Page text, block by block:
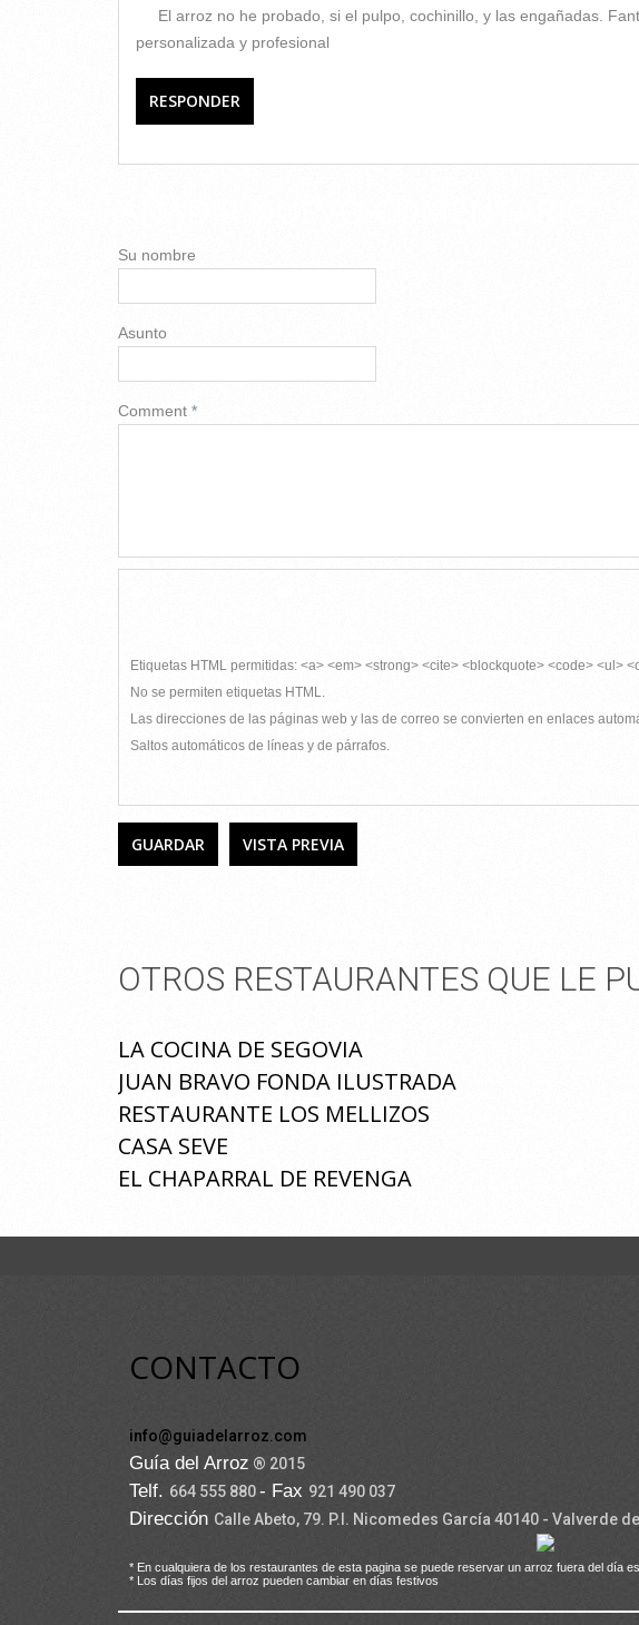
El arroz no he probado, si el pulpo, cochinillo, y las engañadas.
personalizada y profesional
RESPONDER
Su nombre
Asunto
Comment *
Etiquetas HTML permitidas: <a> <em> <strong> <cite> <blockquote> <code> <ul>
No se permiten etiquetas HTML.
Las direcciones de las páginas web y las de correo se convierten en enlaces
Saltos automáticos de líneas y de párrafos.
OTROS RESTAURANTES QUE LE
LA COCINA DE SEGOVIA
JUAN BRAVO FONDA ILUSTRADA
RESTAURANTE LOS MELLIZOS
CASA SEVE
EL CHAPARRAL DE REVENGA
CONTACTO
info@guiadelarroz.com
Guía del Arroz ® 2015
Telf. 664 555 880- Fax 921 490 037
Dirección Calle Abeto, 79. P.I. Nicomedes García 40140 - Valverde
* En cualquiera de los restaurantes de esta pagina se puede reservar un arroz fuera del día
* Los días fijos del arroz pueden cambiar en días festivos